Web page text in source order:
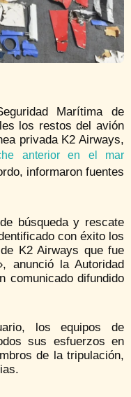
Marítima de
los restos del avión
privada K2 Airways,
anterior en el mar
informaron fuentes
búsqueda y rescate
con éxito los
K2 Airways que fue
anunció la Autoridad
comunicado difundido
los equipos de
sus esfuerzos en
de la tripulación,